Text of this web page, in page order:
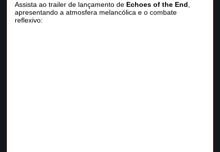
Assista ao trailer de lançamento de Echoes of the End
apresentando a atmosfera melancólica e o combate
reflexivo: